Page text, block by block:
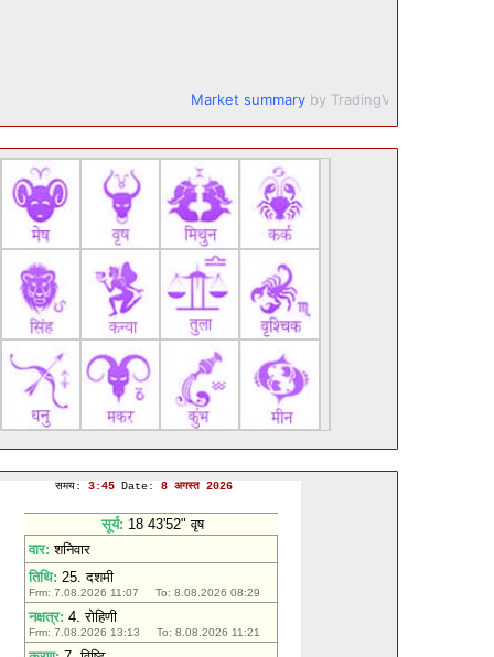
Market summary by TradingView